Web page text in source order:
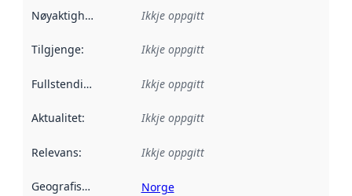
Nøyaktigheit Ikkje oppgitt
Tilgjenge: Ikkje oppgitt
Fullstendigheit Ikkje oppgitt
Aktualitet: Ikkje oppgitt
Relevans: Ikkje oppgitt
Geografisk område Norge